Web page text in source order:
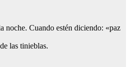
noche. Cuando estén diciendo: «paz
las tinieblas.